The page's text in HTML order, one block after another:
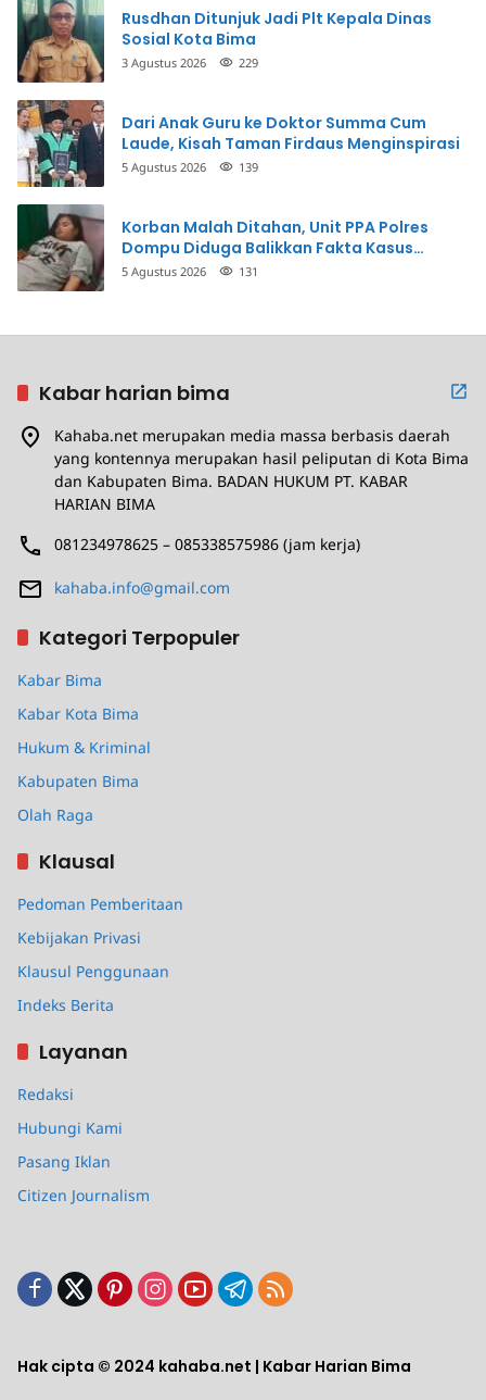
Rusdhan Ditunjuk Jadi Plt Kepala Dinas
Sosial Kota Bima
3 Agustus 2026 229
Dari Anak Guru ke Doktor Summa Cum
Laude, Kisah Taman Firdaus Menginspirasi
5 Agustus 2026 139
Korban Malah Ditahan, Unit PPA Polres
Dompu Diduga Balikkan Fakta Kasus
Penganiayaan
5 Agustus 2026 131
Kabar harian bima
Kahaba.net merupakan media massa berbasis daerah
yang kontennya merupakan hasil peliputan di Kota Bima
dan Kabupaten Bima. BADAN HUKUM PT. KABAR
HARIAN BIMA
081234978625 – 085338575986 (jam kerja)
kahaba.info@gmail.com
Kategori Terpopuler
Kabar Bima
Kabar Kota Bima
Hukum & Kriminal
Kabupaten Bima
Olah Raga
Klausal
Pedoman Pemberitaan
Kebijakan Privasi
Klausul Penggunaan
Indeks Berita
Layanan
Redaksi
Hubungi Kami
Pasang Iklan
Citizen Journalism
Hak cipta © 2024 kahaba.net | Kabar Harian Bima